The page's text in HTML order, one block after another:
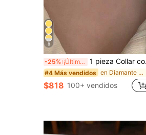
8
-25% ¡Últimos 3 días 1 pieza Collar con colgante de gota elegante
#4 Más vendidos en Diamante de imitación Collares De Mujer
$818 100+ vendidos